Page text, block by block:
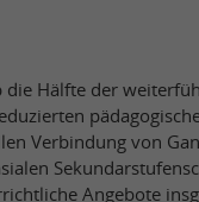
Hälfte der
Verbindung von
Angebote